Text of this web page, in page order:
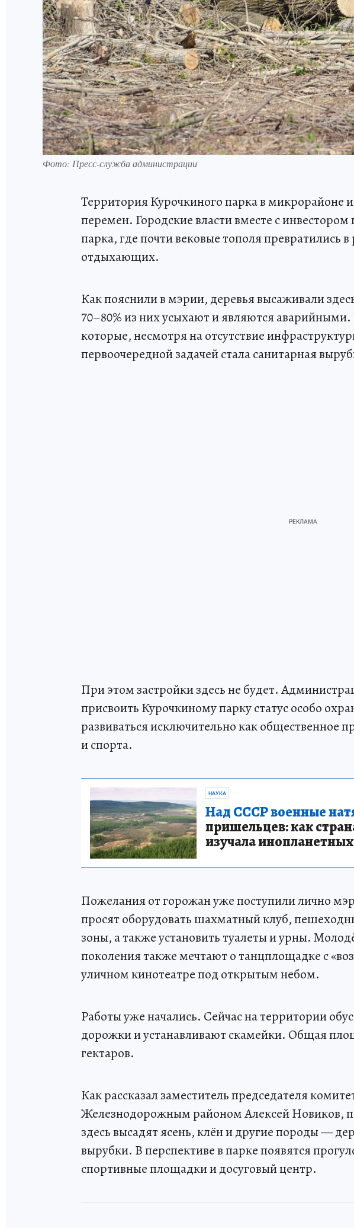
Фото: Пресс-служба администрации
Территория Курочкиного парка в микрорайоне
перемен. Городские власти вместе с инвестором
парка, где почти вековые тополя превратились
отдыхающих.
Как пояснили в мэрии, деревья высаживали
70–80% из них усыхают и являются
которые, несмотря на отсутствие
первоочередной задачей стала санитарная
При этом застройки здесь не будет.
присвоить Курочкиному парку статус особо
развиваться исключительно как общественное
и спорта.
НАУКА
Над СССР военные
пришельцев: как
изучала
Пожелания от горожан уже поступили лично
просят оборудовать шахматный клуб,
зоны, а также установить туалеты и урны.
поколения также мечтают о танцплощадке с
уличном кинотеатре под открытым небом.
Работы уже начались. Сейчас на территории
дорожки и устанавливают скамейки. Общая
гектаров.
Как рассказал заместитель председателя
Железнодорожным районом Алексей Новиков,
здесь высадят ясень, клён и другие породы —
вырубки. В перспективе в парке появятся
спортивные площадки и досуговый центр.